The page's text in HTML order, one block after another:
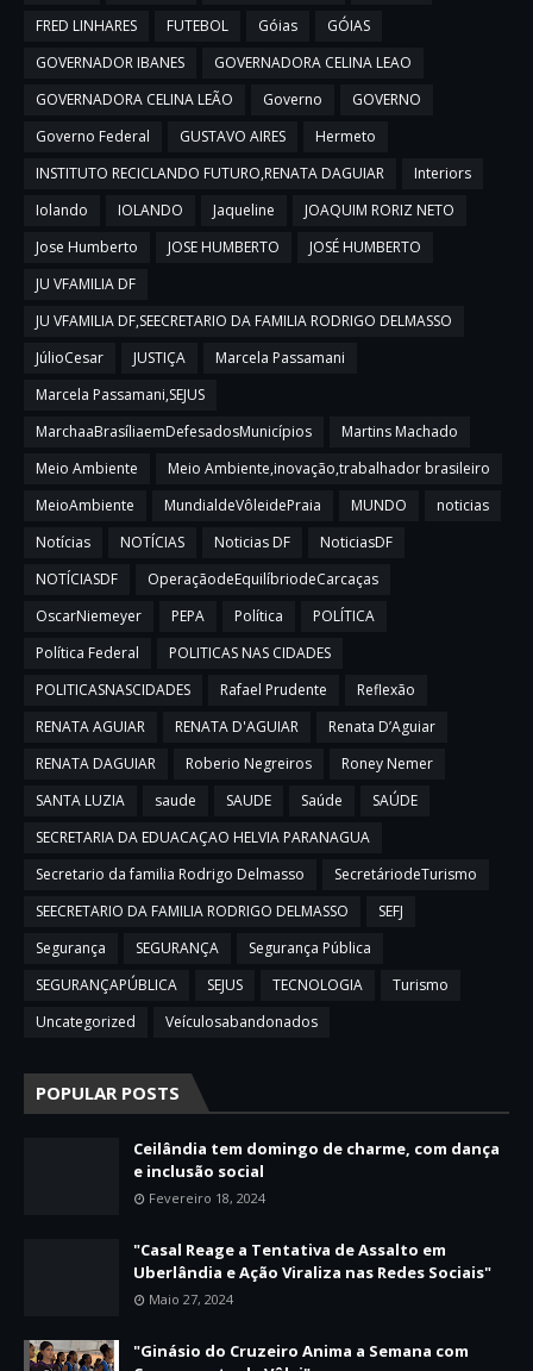
FRED LINHARES
FUTEBOL Góias
GÓIAS
GOVERNADOR IBANES
GOVERNADORA CELINA LEAO
GOVERNADORA CELINA LEÃO
Governo
GOVERNO
Governo Federal
GUSTAVO AIRES
Hermeto
INSTITUTO RECICLANDO FUTURO,RENATA DAGUIAR
Interiors
Iolando
IOLANDO Jaqueline
JOAQUIM RORIZ NETO
Jose Humberto
JOSE HUMBERTO
JOSÉ HUMBERTO
JU VFAMILIA DF
JU VFAMILIA DF,SEECRETARIO DA FAMILIA RODRIGO DELMASSO
JúlioCesar
JUSTIÇA
Marcela Passamani
Marcela Passamani,SEJUS
MarchaaBrasíliaemDefesadosMunicípios
Martins Machado
Meio Ambiente
Meio Ambiente,inovação,trabalhador brasileiro
MeioAmbiente
MundialdeVôleidePraia MUNDO
noticias
Notícias
NOTÍCIAS Noticias DF
NoticiasDF
NOTÍCIASDF
OperaçãodeEquilíbriodeCarcaças
OscarNiemeyer
PEPA Política
POLÍTICA
Política Federal
POLITICAS NAS CIDADES
POLITICASNASCIDADES
Rafael Prudente
Reflexão
RENATA AGUIAR
RENATA D'AGUIAR
Renata D’Aguiar
RENATA DAGUIAR
Roberio Negreiros
Roney Nemer
SANTA LUZIA
saude SAUDE Saúde
SAÚDE
SECRETARIA DA EDUACAÇAO HELVIA PARANAGUA
Secretario da familia Rodrigo Delmasso
SecretáriodeTurismo
SEECRETARIO DA FAMILIA RODRIGO DELMASSO
SEFJ
Segurança
SEGURANÇA
Segurança Pública
SEGURANÇAPÚBLICA
SEJUS TECNOLOGIA
Turismo
Uncategorized
Veículosabandonados
POPULAR POSTS
Ceilândia tem domingo de charme, com dança
e inclusão social
Fevereiro 18, 2024
"Casal Reage a Tentativa de Assalto em
Uberlândia e Ação Viraliza nas Redes Sociais"
Maio 27, 2024
"Ginásio do Cruzeiro Anima a Semana com